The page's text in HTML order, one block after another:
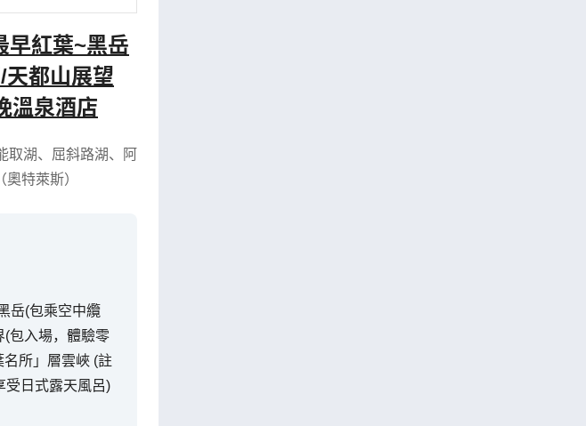
早紅葉~黑岳
都山展望
溫泉酒店
取湖、 屈斜路湖、
阿
特萊斯）
岳(包乘空中纜
(包入場，體驗零
所」層雲峽 (註
受日式露天風呂)